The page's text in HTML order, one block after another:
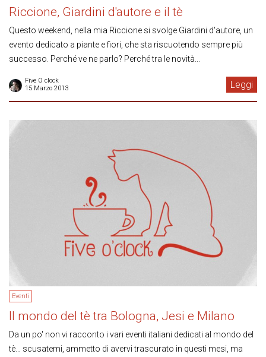
Riccione, Giardini d'autore e il tè
Questo weekend, nella mia Riccione si svolge Giardini d'autore, un
evento dedicato a piante e fiori, che sta riscuotendo sempre più
successo. Perché ve ne parlo? Perché tra le novità...
Five O clock
15 Marzo 2013
Leggi
Eventi
Il mondo del tè tra Bologna, Jesi e Milano
Da un po' non vi racconto i vari eventi italiani dedicati al mondo del
tè… scusatemi, ammetto di avervi trascurato in questi mesi, ma